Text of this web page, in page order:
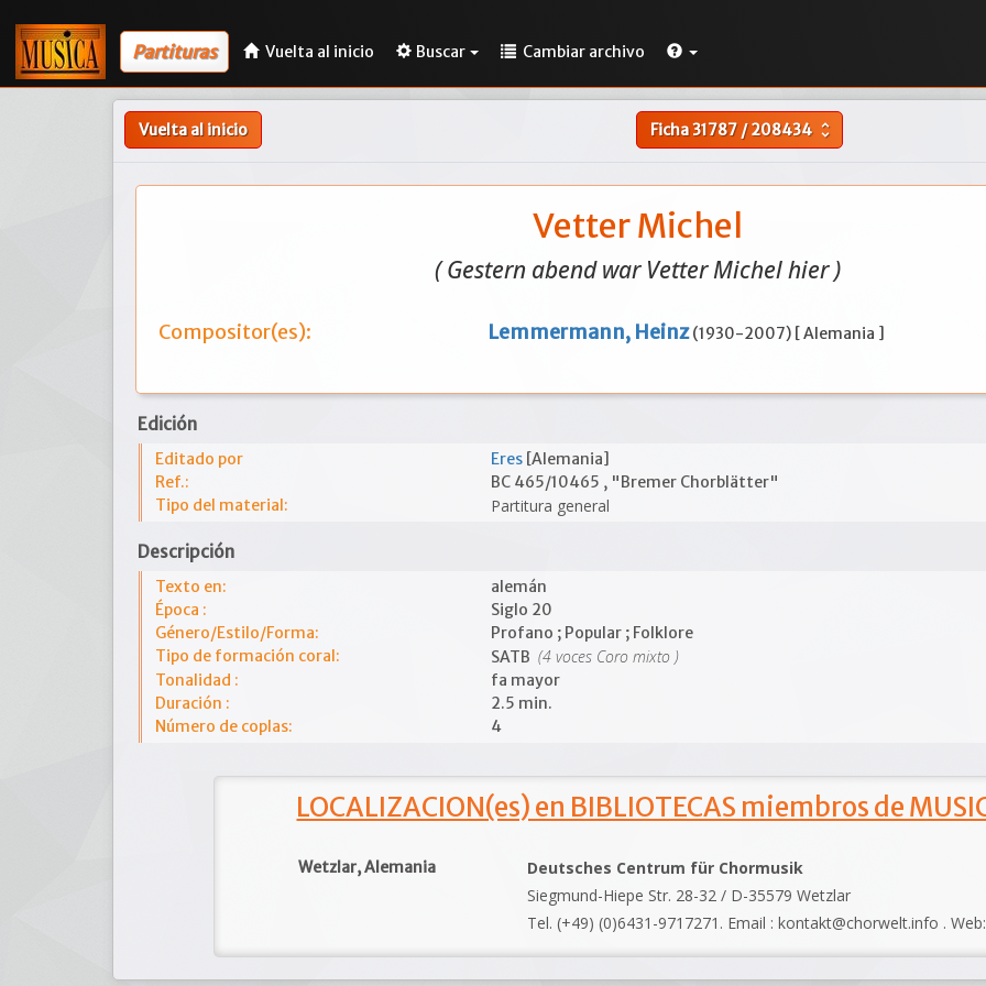
Partituras Vuelta al inicio Buscar Cambiar archivo
Vuelta al inicio Ficha31787/208434 unfold_more
Vetter Michel
( Gestern abend war Vetter Michel hier )
Compositor(es): Lemmermann, Heinz (1930-2007) [ Alemania ]
Edición
Editado por Eres [Alemania]
Ref.:
BC 465/10465 , "Bremer Chorblätter"
Tipo del material:
Partitura general
Descripción
Texto en:
alemán
Época :
Siglo 20
Género/Estilo/Forma:
Profano ; Popular ; Folklore
Tipo de formación coral:
SATB (4 voces Coro mixto )
Tonalidad :
fa mayor
Duración :
2.5 min.
Número de coplas:
4
LOCALIZACION(es) en BIBLIOTECAS miembros de
Wetzlar, Alemania
Deutsches Centrum für Chormusik
Siegmund-Hiepe Str. 28-32 / D-35579 Wetzlar
Tel. (+49) (0)6431-9717271. Email : kontakt@chorwelt.info .